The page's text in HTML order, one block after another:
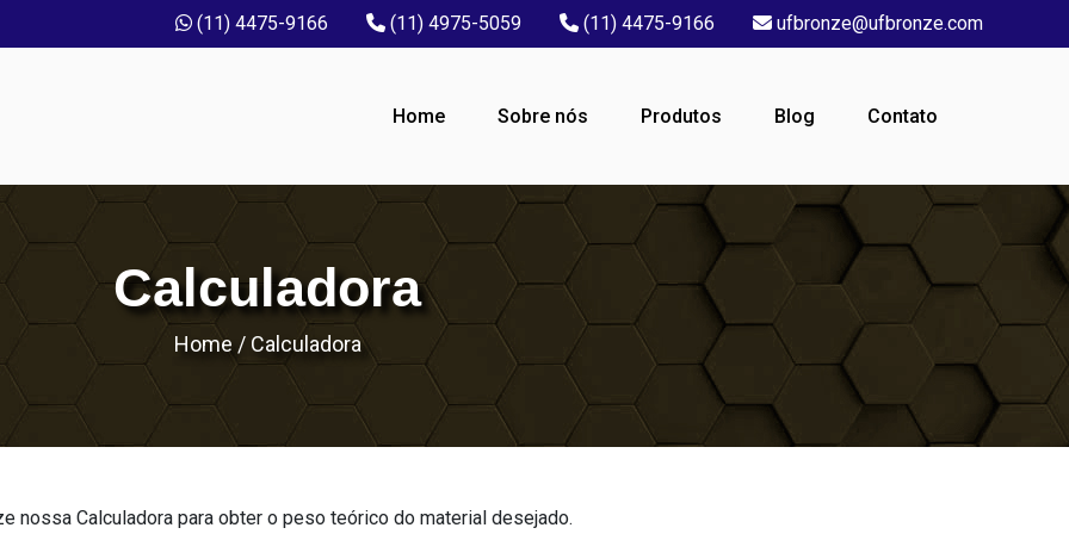
(11) 4475-9166 (11) 4975-5059 (11) 4475-9166 ufbronze@ufbronze.com
Home Sobre nós Produtos Blog Contato
Calculadora
Home / Calculadora
nossa Calculadora para obter o peso teórico do material desejado.